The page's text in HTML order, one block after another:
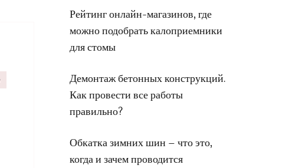
Рейтинг онлайн-магазинов, где
можно подобрать калоприемники
для стомы
Демонтаж бетонных конструкций.
Как провести все работы
правильно?
Обкатка зимних шин – что это,
когда и зачем проводится